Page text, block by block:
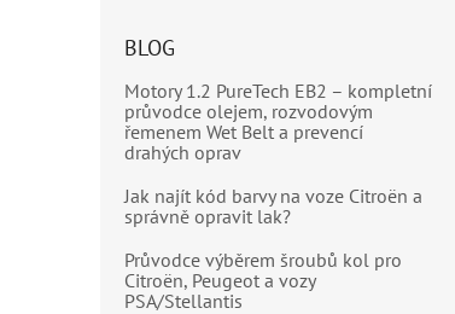
BLOG
Motory 1.2 PureTech EB2 – kompletní
průvodce olejem, rozvodovým
řemenem Wet Belt a prevencí
drahých oprav
Jak najít kód barvy na voze Citroën a
správně opravit lak?
Průvodce výběrem šroubů kol pro
Citroën, Peugeot a vozy
PSA/Stellantis